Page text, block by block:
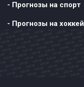
- Прогнозы на спорт
- Прогнозы на хоккей